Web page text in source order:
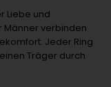
Liebe und
Männer verbinden
Jeder Ring
Träger durch